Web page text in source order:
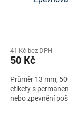
41 Kč bez DPH
50 Kč
Průměr 13 mm,
etikety s
nebo zpevnění